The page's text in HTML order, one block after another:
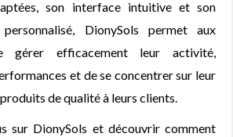
son interface intuitive et son
personnalisé, DionySols permet aux
gérer efficacement leur activité,
et de se concentrer sur leur
de qualité à leurs clients.
sur DionySols et découvrir comment